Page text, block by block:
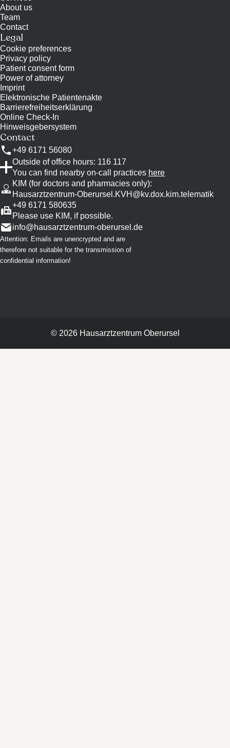
About us
Team
Contact
Legal
Cookie preferences
Privacy policy
Patient consent form
Power of attorney
Imprint
Elektronische Patientenakte
Barrierefreiheitserklärung
Online Check-In
Hinweisgebersystem
Contact
+49 6171 56080
Outside of office hours: 116 117
You can find nearby on-call practices here
KIM (for doctors and pharmacies only):
Hausarztzentrum-Oberursel.KVH@kv.dox.kim.telematik
+49 6171 580635
Please use KIM, if possible.
info@hausarztzentrum-oberursel.de
Attention: Emails are unencrypted and are
therefore not suitable for the transmission of
confidential information!
© 2026 Hausarztzentrum Oberursel